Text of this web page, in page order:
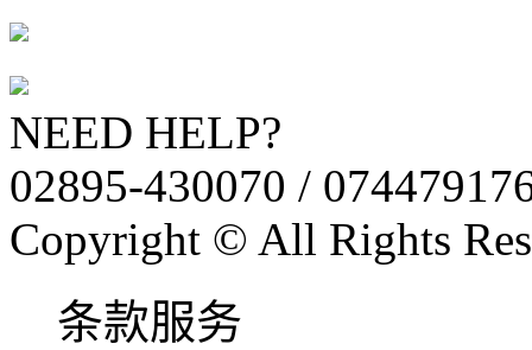
NEED HELP?
02895-430070 /
Copyright © All Rights
条款服务